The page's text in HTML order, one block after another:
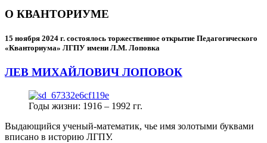
О КВАНТОРИУМЕ
15 ноября 2024 г. состоялось торжественное открытие Педагогического
«Кванториума» ЛГПУ имени Л.М. Лоповка
ЛЕВ МИХАЙЛОВИЧ ЛОПОВОК
Годы жизни: 1916 – 1992 гг.
Выдающийся ученый-математик, чье имя золотыми буквами
вписано в историю ЛГПУ.